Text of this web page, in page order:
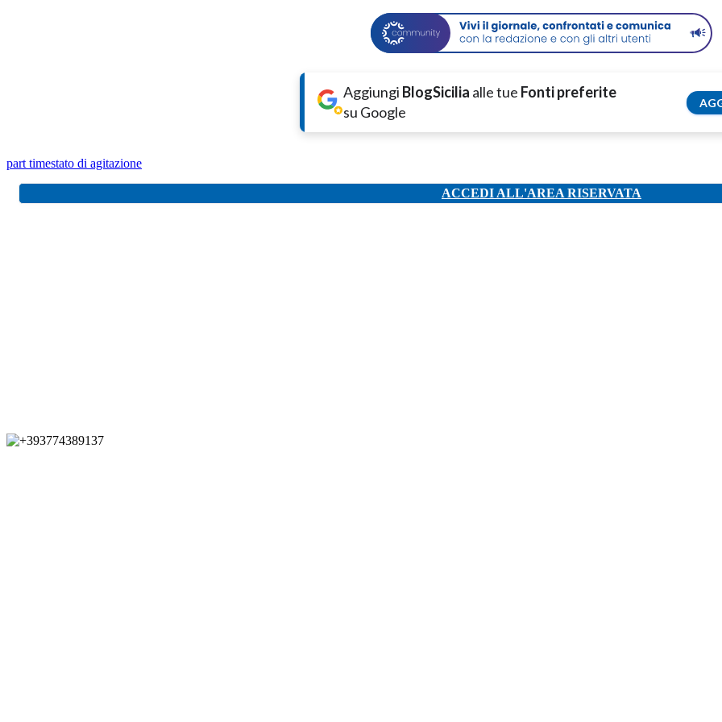
Aggiungi BlogSicilia alle tue Fonti preferite
su Google
part timestato di agitazione
ACCEDI ALL'AREA RISERVATA